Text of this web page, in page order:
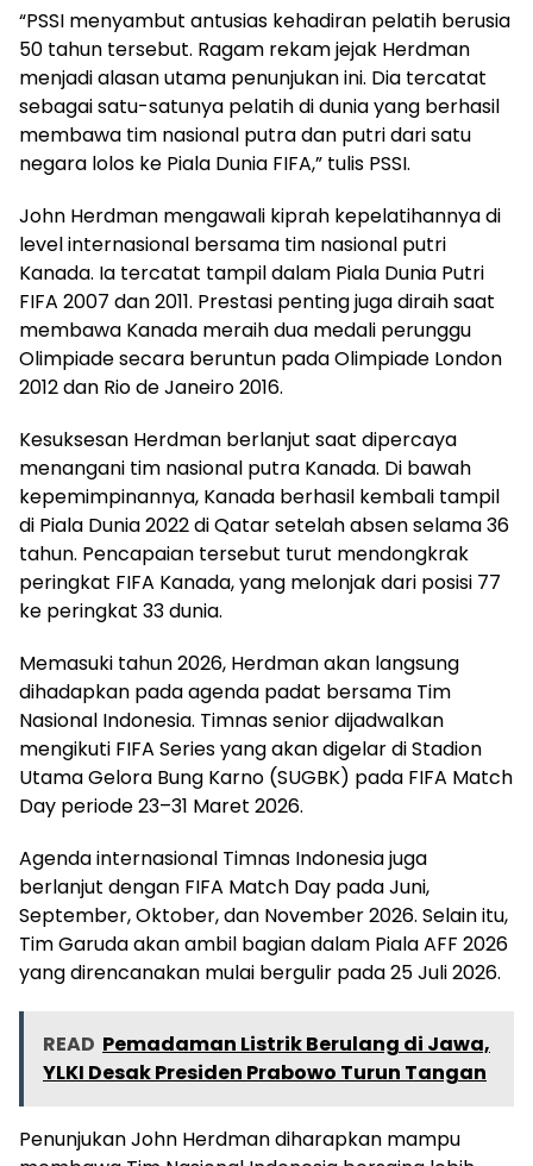
“PSSI menyambut antusias kehadiran pelatih berusia
50 tahun tersebut. Ragam rekam jejak Herdman
menjadi alasan utama penunjukan ini. Dia tercatat
sebagai satu-satunya pelatih di dunia yang berhasil
membawa tim nasional putra dan putri dari satu
negara lolos ke Piala Dunia FIFA,” tulis PSSI.
John Herdman mengawali kiprah kepelatihannya di
level internasional bersama tim nasional putri
Kanada. Ia tercatat tampil dalam Piala Dunia Putri
FIFA 2007 dan 2011. Prestasi penting juga diraih saat
membawa Kanada meraih dua medali perunggu
Olimpiade secara beruntun pada Olimpiade London
2012 dan Rio de Janeiro 2016.
Kesuksesan Herdman berlanjut saat dipercaya
menangani tim nasional putra Kanada. Di bawah
kepemimpinannya, Kanada berhasil kembali tampil
di Piala Dunia 2022 di Qatar setelah absen selama 36
tahun. Pencapaian tersebut turut mendongkrak
peringkat FIFA Kanada, yang melonjak dari posisi 77
ke peringkat 33 dunia.
Memasuki tahun 2026, Herdman akan langsung
dihadapkan pada agenda padat bersama Tim
Nasional Indonesia. Timnas senior dijadwalkan
mengikuti FIFA Series yang akan digelar di Stadion
Utama Gelora Bung Karno (SUGBK) pada FIFA Match
Day periode 23–31 Maret 2026.
Agenda internasional Timnas Indonesia juga
berlanjut dengan FIFA Match Day pada Juni,
September, Oktober, dan November 2026. Selain itu,
Tim Garuda akan ambil bagian dalam Piala AFF 2026
yang direncanakan mulai bergulir pada 25 Juli 2026.
READ Pemadaman Listrik Berulang di Jawa,
YLKI Desak Presiden Prabowo Turun Tangan
Penunjukan John Herdman diharapkan mampu